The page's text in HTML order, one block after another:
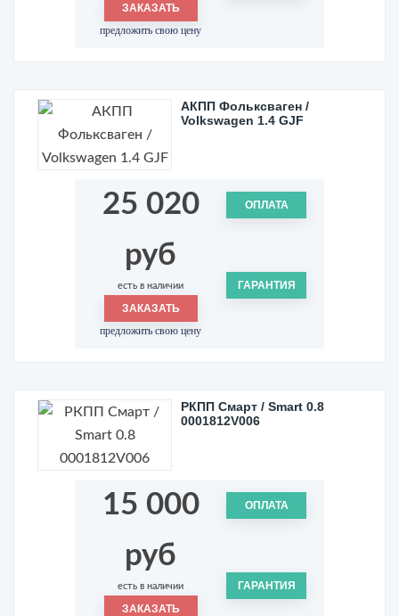
ЗАКАЗАТЬ
предложить свою цену
АКПП Фольксваген /
Volkswagen 1.4 GJF
25 020
руб
есть в наличии
ЗАКАЗАТЬ
предложить свою цену
ОПЛАТА
ГАРАНТИЯ
РКПП Смарт / Smart 0.8
0001812V006
15 000
руб
есть в наличии
ЗАКАЗАТЬ
ОПЛАТА
ГАРАНТИЯ